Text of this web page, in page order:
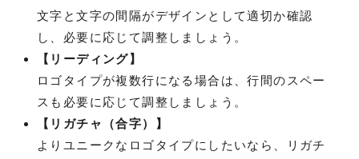
文字と文字の間隔がデザインとして適切か確認
し、必要に応じて調整しましょう。
【リーディング】
ロゴタイプが複数行になる場合は、行間のスペー
スも必要に応じて調整しましょう。
【リガチャ（合字）】
よりユニークなロゴタイプにしたいなら、リガチ